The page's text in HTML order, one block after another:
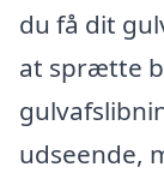
du få dit
at sprætte
udseende,